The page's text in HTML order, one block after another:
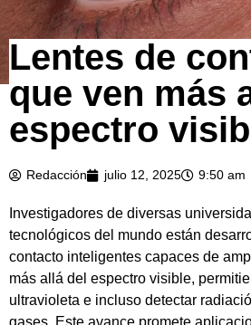
Lentes de
que ven más
espectro
Redacción julio 12, 2025 9:50 am
Investigadores de diversas
tecnológicos del mundo están
contacto inteligentes capaces de
más allá del espectro visible,
ultravioleta e incluso detectar